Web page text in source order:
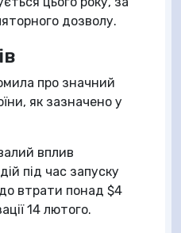
дозволу.
про значний
як зазначено у
вплив
під час запуску
втрати понад $4
14 лютого.